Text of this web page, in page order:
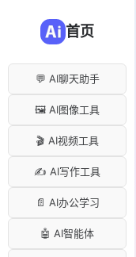
首页
💬 AI聊天助手
🖼️ AI图像工具
🎬 AI视频工具
✍️ AI写作工具
📄 AI办公学习
🤖 AI智能体